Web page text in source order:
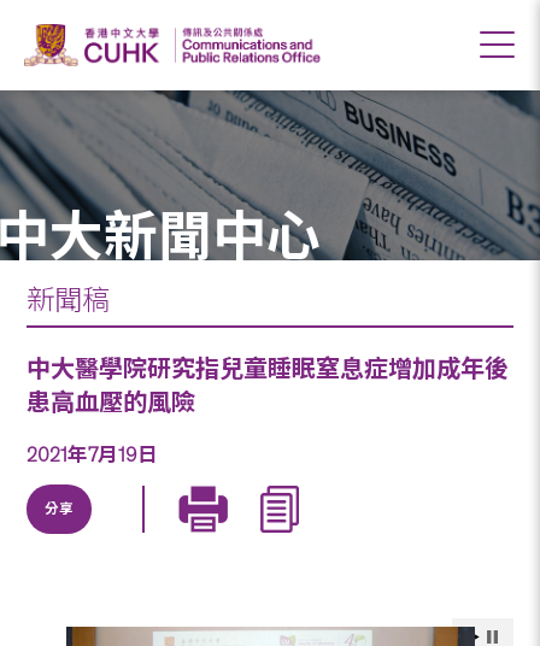
大新聞中心
新聞稿
中大醫學院研究指兒童睡眠窒息症增加成年後
患高血壓的風險
2021年7月19日
分享